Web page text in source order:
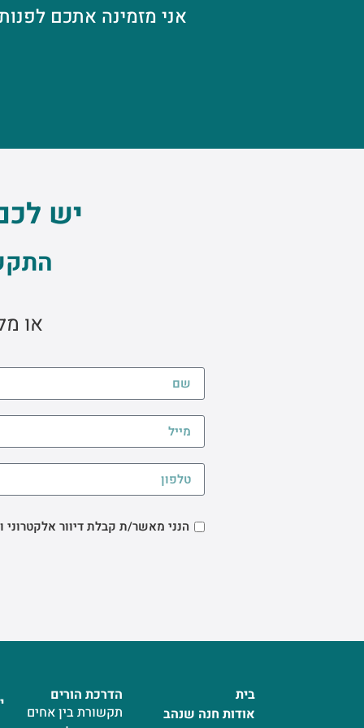
אני מזמינה אתכם לפנות
יש
התקשרו
או
הנני מאשר/ת קבלת דיוור אלקטרוני
בית
אודות חנה שנהב
הדרכת הורים
תקשורת בין אחים